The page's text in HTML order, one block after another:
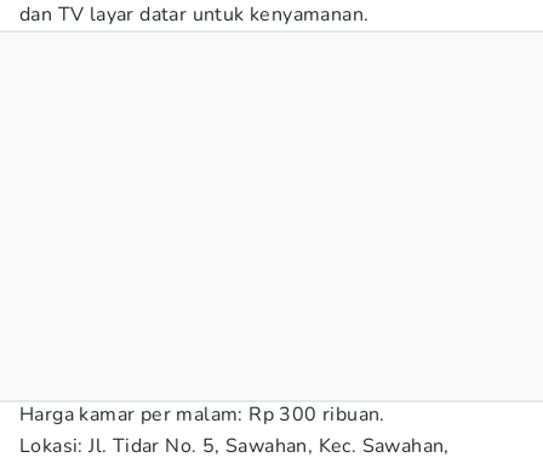
dan TV layar datar untuk kenyamanan.
Harga kamar per malam: Rp 300 ribuan.
Lokasi: Jl. Tidar No. 5, Sawahan, Kec. Sawahan,